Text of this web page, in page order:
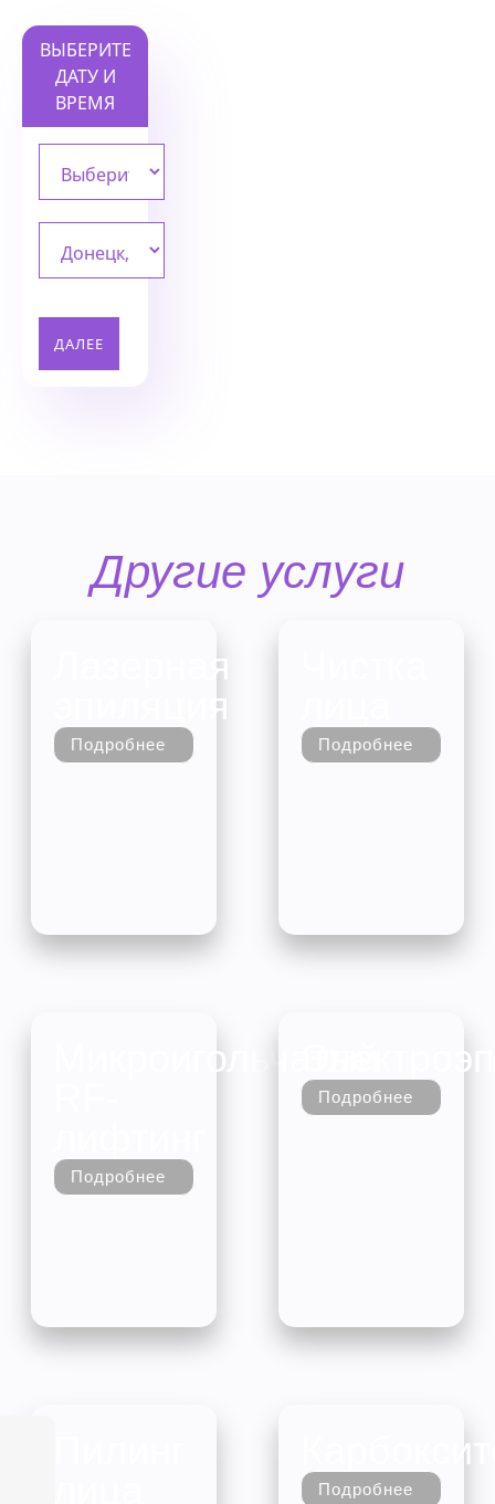
ВЫБЕРИТЕ
ДАТУ И
ВРЕМЯ
ДАЛЕЕ
Другие услуги
Лазерная
эпиляция
Подробнее Подробнее
Микроигольчатый
Подробнее
Подробнее
Подробнее